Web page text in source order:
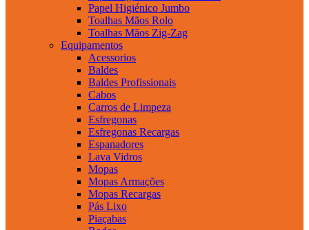
Papel Higiénico Jumbo
Toalhas Mãos Rolo
Toalhas Mãos Zig-Zag
Equipamentos
Acessorios
Baldes
Baldes Profissionais
Cabos
Carros de Limpeza
Esfregonas
Esfregonas Recargas
Espanadores
Lava Vidros
Mopas
Mopas Armações
Mopas Recargas
Pás Lixo
Piaçabas